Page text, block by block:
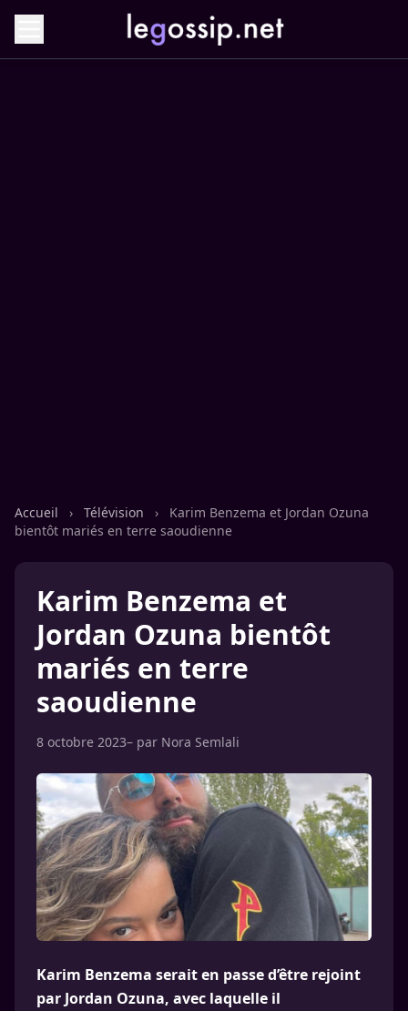
Accueil › Télévision ›
Karim Benzema et Jordan Ozuna
bientôt mariés en terre saoudienne
Karim Benzema et
Jordan Ozuna bientôt
mariés en terre
saoudienne
8 octobre 2023– par Nora Semlali
Karim Benzema serait en passe d’être rejoint
par Jordan Ozuna, avec laquelle il